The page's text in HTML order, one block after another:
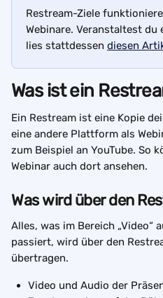
Restream-Ziele
Webinare. Veranstaltest du
lies stattdessen diesen
Was ist ein
Ein Restream ist eine Kopie
eine andere Plattform als
zum Beispiel an YouTube. So
Webinar auch dort ansehen.
Was wird über den
Alles, was im Bereich „Video“
passiert, wird über den
übertragen.
Video und Audio der